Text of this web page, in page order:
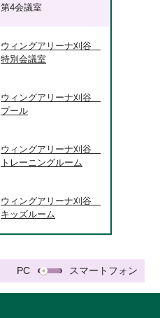
第4会議室
ウィングアリーナ刈谷
特別会議室
ウィングアリーナ刈谷
プール
ウィングアリーナ刈谷
トレーニングルーム
ウィングアリーナ刈谷
キッズルーム
PC スマートフォン